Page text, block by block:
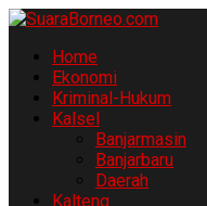
Home
Ekonomi
Kriminal-Hukum
Kalsel
Banjarmasin
Banjarbaru
Daerah
Kalteng